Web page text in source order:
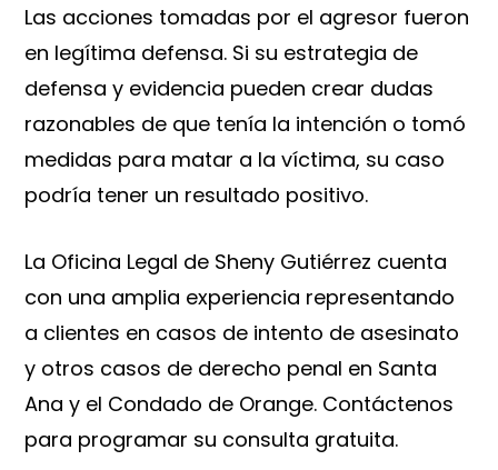
Las acciones tomadas por el agresor fueron
en legítima defensa. Si su estrategia de
defensa y evidencia pueden crear dudas
razonables de que tenía la intención o tomó
medidas para matar a la víctima, su caso
podría tener un resultado positivo.
La Oficina Legal de Sheny Gutiérrez cuenta
con una amplia experiencia representando
a clientes en casos de intento de asesinato
y otros casos de derecho penal en Santa
Ana y el Condado de Orange. Contáctenos
para programar su consulta gratuita.